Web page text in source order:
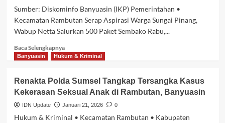
PBL
di
Banyuasin,
Erwin
Ibrahim
Penuh
Sumber: Diskominfo Banyuasin (IKP) Pemerintahan •
Kecamatan Rambutan Serap Aspirasi Warga Sungai Pinang,
Wabup Netta Salurkan 500 Paket Sembako Rabu,...
Baca SelengkapnyaBaca
selengkapnya
Netta
Salurkan
500
Banyuasin Hukum & Kriminal
Renakta Polda Sumsel Tangkap Tersangka Kasus
Kekerasan Seksual Anak di Rambutan, Banyuasin
IDN Update Januari 21, 2026 0
Hukum & Kriminal • Kecamatan Rambutan • Kabupaten